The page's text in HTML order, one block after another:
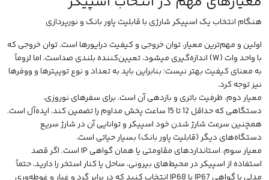
هنگام انتخاب یک اسپیکر شارژی با قابلیت پاور بانک و نورپردازی
اولین و مهم‌ترین معیار، توان خروجی و کیفیت درایورها است. توان خروجی که
با واحد وات (W) اندازه‌گیری میشود، تعیین‌کننده بلندی صداست، اما لزوماً
به معنای کیفیت بهتر نیست؛ بنابراین باید به تعداد و نوع توییترها و ووفرها
نیز توجه کرد.
معیار دوم، ظرفیت باتری و بازدهی آن است. برای سفرهای نوروزی،
دستگاهی که حداقل 12 تا 15 ساعت پخش مداوم را تضمین کند، ایده‌آل است.
همچنین سرعت شارژ شدن خود اسپیکر و توانایی آن در شارژ سریع
دستگاه‌های دیگر (قابلیت پاور بانک) بسیار حیاتی است.
معیار سوم، استانداردهای مقاومتی یا همان گواهی IP است. اگر قصد
استفاده از اسپیکر در محیط‌های بیرونی، ساحل یا کنار استخر را دارید، حتماً